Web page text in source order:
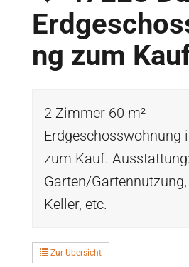
ng zum
2 Zimmer 60 m²
Erdgeschosswohnung
zum Kauf. Ausstattung:
Garten/
Keller, etc.
Zur Übersicht